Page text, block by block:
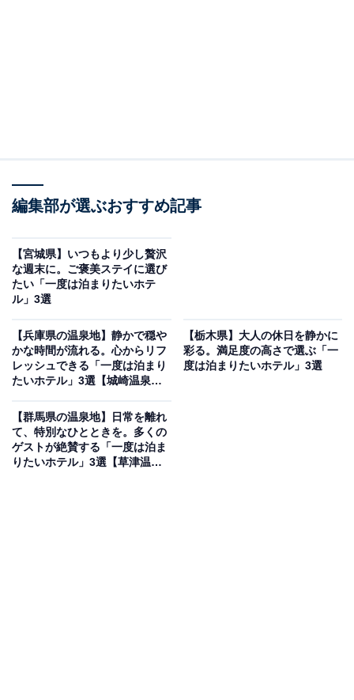
玄 箱根強羅（画像：「玄 箱根強羅」公式Webサイトより）
「玄 箱根強羅」は、箱根連山の絶景を望む高台に佇む全
泉かけ流し露天風呂」を完備し、お食事は朝夕ともにプ
ライベートなお部屋食でいただけます。真鶴や相模の旬
の素材を活かした「温故知新の創作懐石料理」を堪能で
編集部が選ぶおすすめ記事
【宮城県】いつもより少し贅沢
な週末に。ご褒美ステイに選び
たい「一度は泊まりたいホテ
ル」3選
【兵庫県の温泉地】静かで穏や
かな時間が流れる。心からリフ
レッシュできる「一度は泊まり
たいホテル」3選【城崎温泉・
【栃木県】大人の休日を静かに
彩る。満足度の高さで選ぶ「一
度は泊まりたいホテル」3選
【群馬県の温泉地】日常を離れ
て、特別なひとときを。多くの
ゲストが絶賛する「一度は泊ま
りたいホテル」3選【草津温